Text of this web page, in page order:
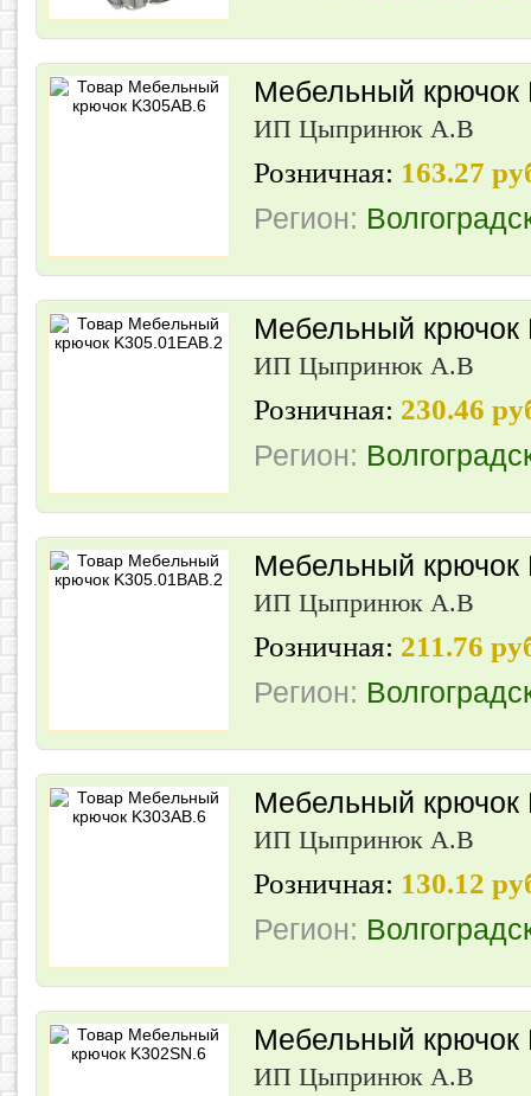
Мебельный крючок
ИП Цыпринюк А.В
Розничная: 163.27
Регион:
Мебельный крючок
ИП Цыпринюк А.В
Розничная: 230.46
Регион:
Мебельный крючок
ИП Цыпринюк А.В
Розничная: 211.76
Регион:
Мебельный крючок
ИП Цыпринюк А.В
Розничная: 130.12
Регион:
Мебельный крючок
ИП Цыпринюк А.В